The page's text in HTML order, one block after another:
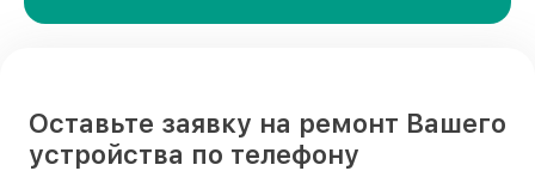
Оставьте заявку на ремонт Вашего
устройства по телефону